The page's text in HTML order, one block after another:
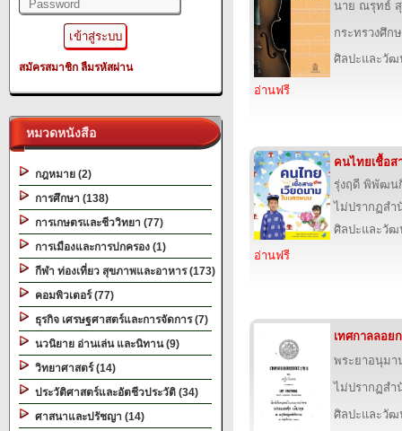
สมัครสมาชิก ลืมรหัสผ่าน
หมวดหนังสือ
กฎหมาย (2)
การศึกษา (138)
การเกษตรและชีววิทยา (77)
การเมืองและการปกครอง (1)
กีฬา ท่องเที่ยว สุขภาพและอาหาร (173)
คอมพิวเตอร์ (77)
ธุรกิจ เศรษฐศาสตร์และการจัดการ (7)
นวนิยาย อ่านเล่น และนิทาน (9)
วิทยาศาสตร์ (14)
ประวัติศาสตร์และอัตชีวประวัติ (34)
ศาสนาและปรัชญา (14)
นาย ณรุทธ์
กระทรวงศึก
ศิลปะและวัฒ
อ่านฟรี
คนไทยเชื้อส
รุ่งฤดี พิพัฒน
ไม่ปรากฏส
ศิลปะและวัฒ
อ่านฟรี
เทศกาลลอย
พระยาอนุมา
ไม่ปรากฏส
ศิลปะและวัฒ